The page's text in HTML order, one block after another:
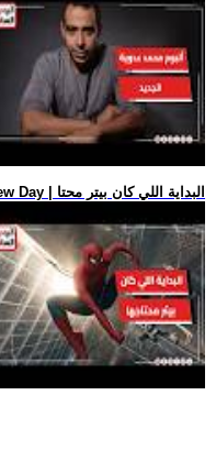
.. فيلم Spider-Man: Brand New Day | البداية اللي كان بيتر محتا